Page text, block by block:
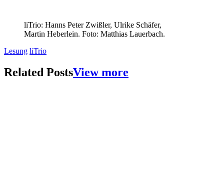
liTrio: Hanns Peter Zwißler, Ulrike Schäfer,
Martin Heberlein. Foto: Matthias Lauerbach.
Lesung liTrio
Related PostsView more